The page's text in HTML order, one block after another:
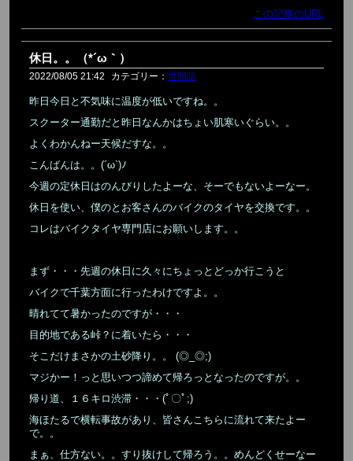
この記事のURL
休日。。（*´ω｀）
2022/08/05 21:42 カテゴリー： 世間話
昨日今日と不気味に温度が低いですね。。
スクーター通勤だと昨日なんかはちょい肌寒いぐらい。。
よくわかんねー天候だすな。。
こんばんは。。(´ω`)ﾉ
今週の定休日はのんびりしたよーな、そーでもないよーなー。
休日を使い、僕のとお客さんのバイクのタイヤを交換です。。
コレはバイクタイヤ専門店にお願いします。。
まず・・・先週の休日に久々にちょっとどっか行こうと
バイクで千葉方面に行ったわけですよ。。
晴れてて暑かったのですが・・・
目的地である峠？に着いたら・・・
そこだけまさかの土砂降り。。 (◎_◎;)
マジかー！っと思いつつ諦めて帰ろっとなったのですが。。
帰り道、１６キロ渋滞・・・(ﾟ〇ﾟ;)
海ほたるで横転事故があり、皆さんこちらに流れて来たよー
で。。
まぁ、仕方ない。。すり抜けして帰ろう。。めんどくせーなー